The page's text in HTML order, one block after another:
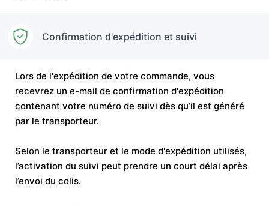
Confirmation d'expédition et suivi
Lors de l'expédition de votre commande, vous
recevrez un e-mail de confirmation d'expédition
contenant votre numéro de suivi dès qu’il est généré
par le transporteur.
Selon le transporteur et le mode d'expédition utilisés,
l’activation du suivi peut prendre un court délai après
l’envoi du colis.